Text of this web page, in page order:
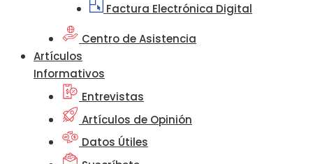
Factura Electrónica Digital
Centro de Asistencia
Artículos
Informativos
Entrevistas
Artículos de Opinión
Datos Útiles